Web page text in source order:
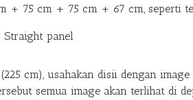
+ 75 cm + 75 cm + 67 cm, seperti
Straight panel
cm), usahakan disii dengan image
semua image akan terlihat di